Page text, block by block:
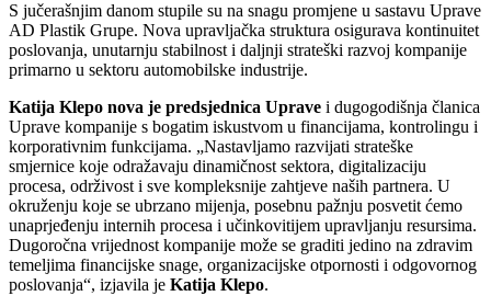
S jučerašnjim danom stupile su na snagu promjene u sastavu Uprave
AD Plastik Grupe. Nova upravljačka struktura osigurava kontinuitet
poslovanja, unutarnju stabilnost i daljnji strateški razvoj kompanije
primarno u sektoru automobilske industrije.
Katija Klepo nova je predsjednica Uprave i dugogodišnja članica
Uprave kompanije s bogatim iskustvom u financijama, kontrolingu i
korporativnim funkcijama. „Nastavljamo razvijati strateške
smjernice koje odražavaju dinamičnost sektora, digitalizaciju
procesa, održivost i sve kompleksnije zahtjeve naših partnera. U
okruženju koje se ubrzano mijenja, posebnu pažnju posvetit ćemo
unaprjeđenju internih procesa i učinkovitijem upravljanju resursima.
Dugoročna vrijednost kompanije može se graditi jedino na zdravim
temeljima financijske snage, organizacijske otpornosti i odgovornog
poslovanja“, izjavila je Katija Klepo.